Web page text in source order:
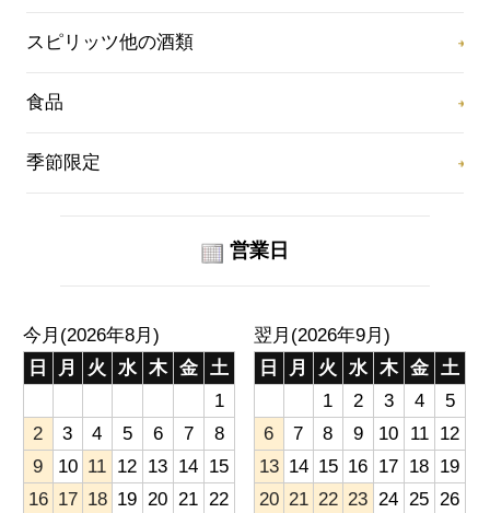
スピリッツ他の酒類
食品
季節限定
営業日
今月(2026年8月)
日
月 火 水 木 金 土
1
2
3 4 5 6 7
8
9
10 11 12 13 14 15
16 17 18 19 20 21 22
翌月(2026年9月)
日
月 火 水 木 金
土
1
2 3 4
5
6
7 8 9 10 11
12
13 14 15 16 17 18 19
20 21 22 23 24 25 26